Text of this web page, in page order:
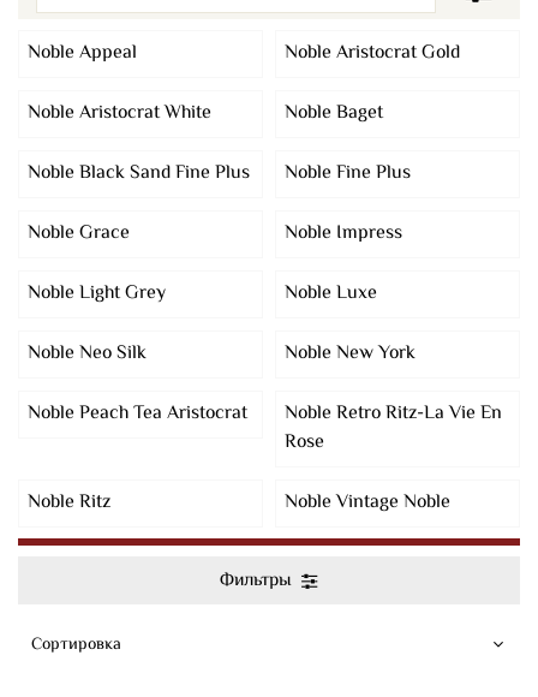
Noble Appeal
Noble Aristocrat Gold
Noble Aristocrat White
Noble Baget
Noble Black Sand Fine Plus
Noble Fine Plus
Noble Grace
Noble Impress
Noble Light Grey
Noble Luxe
Noble Neo Silk
Noble New York
Noble Peach Tea Aristocrat
Noble Retro Ritz-La Vie En
Rose
Noble Ritz
Noble Vintage Noble
Фильтры